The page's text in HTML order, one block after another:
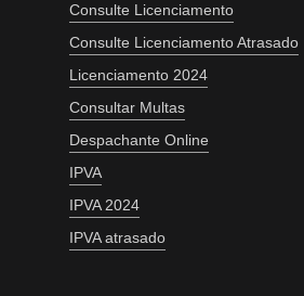
Consulte Licenciamento
Consulte Licenciamento Atrasado
Licenciamento 2024
Consultar Multas
Despachante Online
IPVA
IPVA 2024
IPVA atrasado